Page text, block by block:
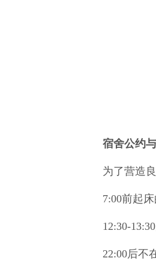
宿舍公约
为了营造
7:00前起
12:30-
22:00后不